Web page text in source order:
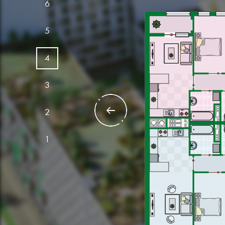
6
5
4
3
2
1
ЗАГАЛЬНА
ЖИТЛОВА
№6
ЗАГАЛЬНА
ЖИТЛОВА